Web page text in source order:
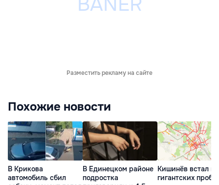
Разместить рекламу на сайте
Похожие новости
В Крикова
автомобиль сбил
В Единецком районе
подростка
Кишинёв встал в
гигантских